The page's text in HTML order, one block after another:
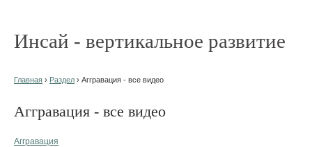
Инсай - вертикальное развитие
Главная › Раздел › Аггравация - все видео
Аггравация - все видео
Аггравация